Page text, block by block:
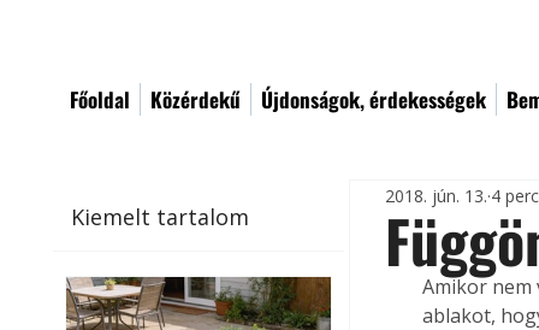
Főoldal Közérdekű Újdonságok, érdekességek
Kiemelt tartalom
2018. jún. 13. 4
Amikor nem
ablakot,